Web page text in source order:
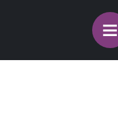
≡